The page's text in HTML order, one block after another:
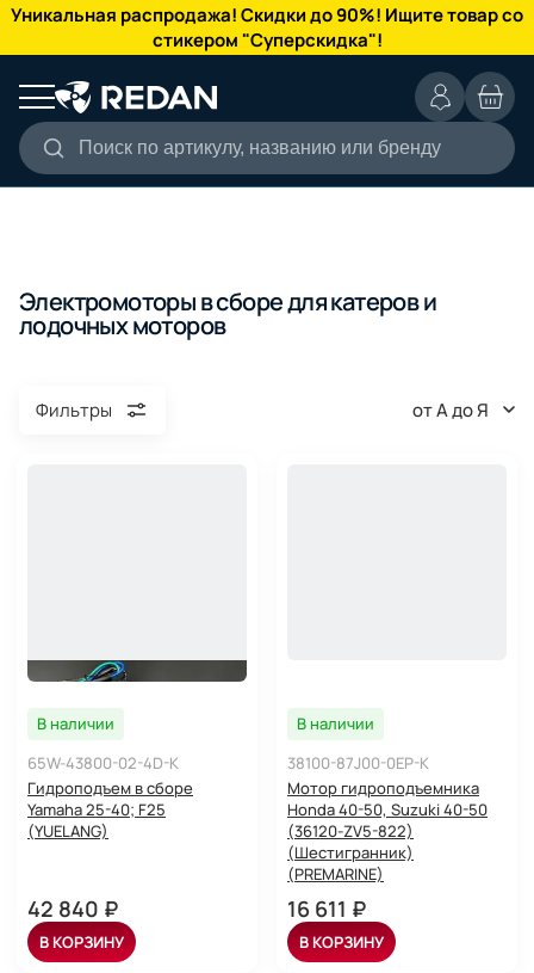
Уникальная распродажа! Скидки до 90%! Ищите товар со
стикером "Суперскидка"!
Поиск по артикулу, названию или бренду
КАТАЛОГ
Электромоторы в сборе для катеров и
лодочных моторов
Фильтры от А до Я
В наличии
65W-43800-02-4D-K
Гидроподъем в сборе
Yamaha 25-40; F25
(YUELANG)
42 840 ₽
В КОРЗИНУ
В наличии
38100-87J00-0EP-K
Мотор гидроподъемника
Honda 40-50, Suzuki 40-50
(36120-ZV5-822)
(Шестигранник)
(PREMARINE)
16 611 ₽
В КОРЗИНУ